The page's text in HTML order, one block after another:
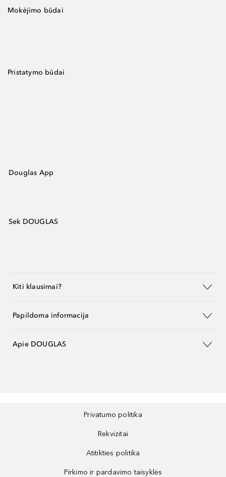
Mokėjimo būdai
Pristatymo būdai
Douglas App
Sek DOUGLAS
Kiti klausimai?
Papildoma informacija
Apie DOUGLAS
Privatumo politika
Rekvizitai
Atitikties politika
Pirkimo ir pardavimo taisyklės